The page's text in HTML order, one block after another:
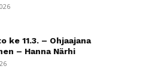
ke 11.3. – Ohjaajana
– Hanna Närhi